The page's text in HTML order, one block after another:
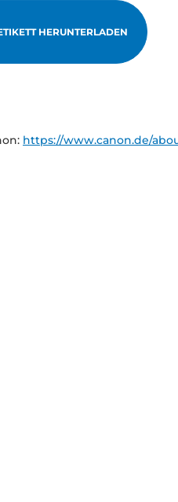
HERUNTERLADEN
https://www.canon.de/